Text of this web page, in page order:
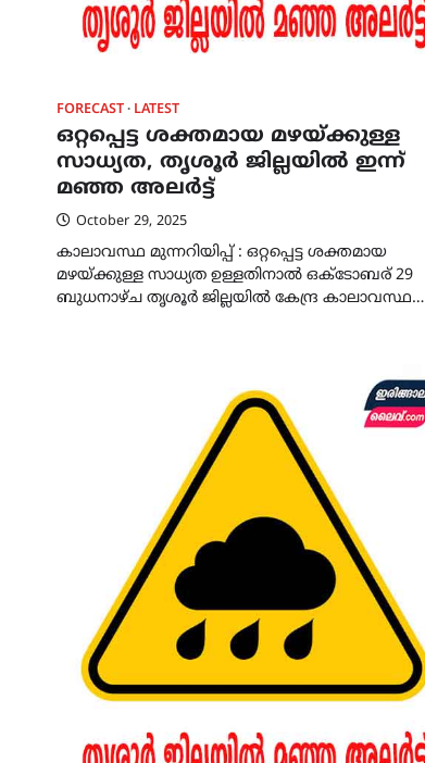
FORECAST LATEST
ഒറ്റപ്പെട്ട ശക്തമായ മഴയ്ക്കുള്ള
സാധ്യത, തൃശൂർ ജില്ലയിൽ ഇന്ന്
മഞ്ഞ അലർട്ട്
October 29, 2025
കാലാവസ്ഥ മുന്നറിയിപ്പ് : ഒറ്റപ്പെട്ട ശക്തമായ
മഴയ്ക്കുള്ള സാധ്യത ഉള്ളതിനാൽ ഒക്ടോബര് 29
ബുധനാഴ്ച തൃശൂർ ജില്ലയിൽ കേന്ദ്ര കാലാവസ്ഥ…